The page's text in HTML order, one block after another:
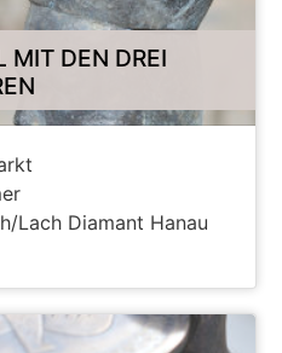
MIT DEN DREI
Lach Diamant Hanau